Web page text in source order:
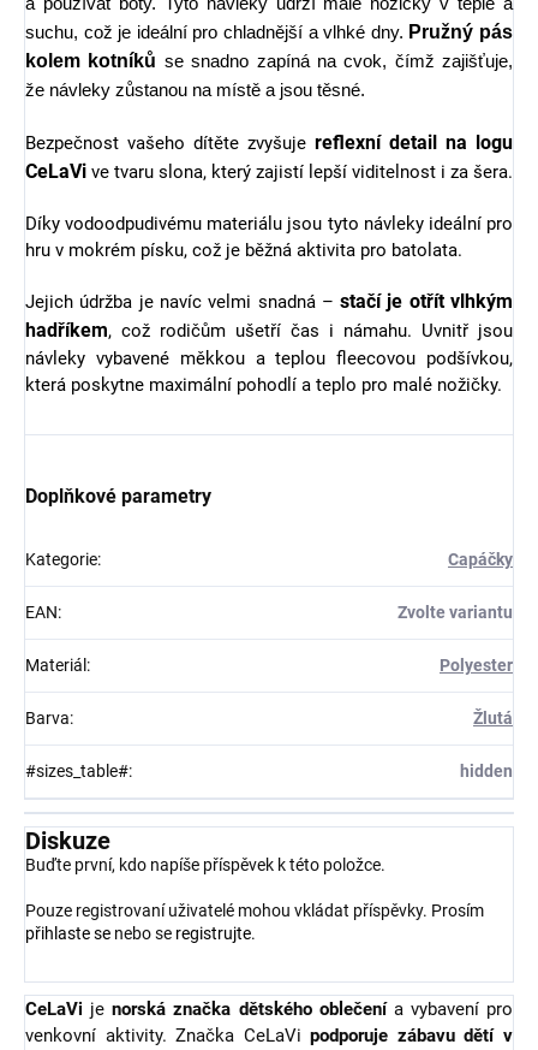
suchu, což je ideální pro chladnější a vlhké dny. Pružný pás
kolem kotníků se snadno zapíná na cvok, čímž zajišťuje,
že návleky zůstanou na místě a jsou těsné.
Bezpečnost vašeho dítěte zvyšuje reflexní detail na logu
CeLaVi ve tvaru slona, který zajistí lepší viditelnost i za šera.
Díky vodoodpudivému materiálu jsou tyto návleky ideální pro
hru v mokrém písku, což je běžná aktivita pro batolata.
Jejich údržba je navíc velmi snadná –stačí je otřít vlhkým
hadříkem, což rodičům ušetří čas i námahu. Uvnitř jsou
návleky vybavené měkkou a teplou fleecovou podšívkou,
která poskytne maximální pohodlí a teplo pro malé nožičky.
Doplňkové parametry
Kategorie: Capáčky
EAN: Zvolte variantu
Materiál : Polyester
Barva: Žlutá
#sizes_table#: hidden
Diskuze
Buďte první, kdo napíše příspěvek k této položce.
Pouze registrovaní uživatelé mohou vkládat příspěvky. Prosím
přihlaste se nebo se registrujte.
CeLaVi jenorská značka dětského oblečenía vybavení pro
venkovní aktivity. Značka CeLaVipodporuje zábavu dětí v